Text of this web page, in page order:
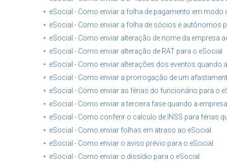
eSocial - Como enviar a folha de pagamento em modo
eSocial - Como enviar a folha de sócios e autônomos
eSocial - Como enviar alteração de nome da empresa
eSocial - Como enviar alteração de RAT para o eSocial
eSocial - Como enviar alterações dos eventos quando
eSocial - Como enviar a prorrogação de um
eSocial - Como enviar as férias do funcionário para o
eSocial - Como enviar a terceira fase quando a
eSocial - Como conferir o calculo de INSS para férias
eSocial - Como enviar folhas em atraso ao eSocial.
eSocial - Como enviar o aviso prévio para o eSocial
eSocial - Como enviar o dissídio para o eSocial